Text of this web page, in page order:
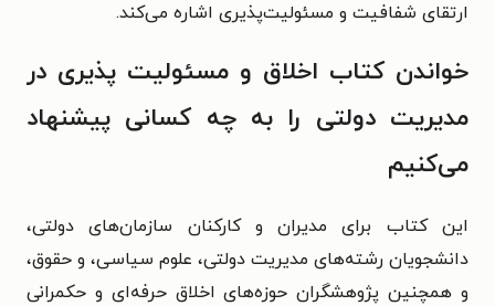
ارتقای شفافیت و مسئولیت‌پذیری اشاره می‌کند.
خواندن کتاب اخلاق و مسئولیت پذیری در
مدیریت دولتی را به چه کسانی پیشنهاد
می‌کنیم
این کتاب برای مدیران و کارکنان سازمان‌های دولتی،
دانشجویان رشته‌های مدیریت دولتی، علوم سیاسی، و حقوق،
و همچنین پژوهشگران حوزه‌های اخلاق حرفه‌ای و حکمرانی